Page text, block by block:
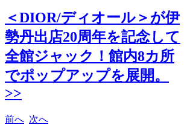
＜DIOR/ディオール＞が伊
勢丹出店20周年を記念して
全館ジャック！館内8カ所
でポップアップを展開。
>>
前へ 次へ